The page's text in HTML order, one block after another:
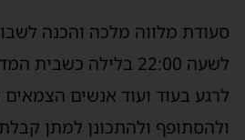
סעודת מלווה מלכה והכנה
לשעה 22:00 בלילה
לרגע בעוד ועוד אנשים הצמאים
ולהסתופף ולהתכונן למתן